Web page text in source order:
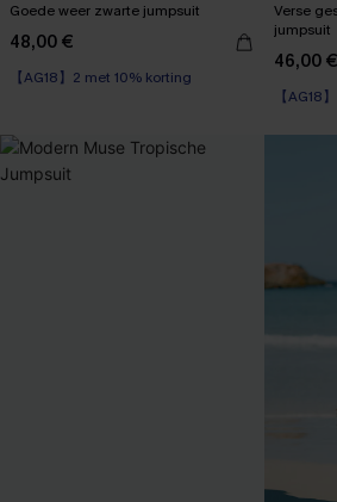
Goede weer zwarte jumpsuit
48,00 €
【AG18】2 met 10% korting
Verse
jumpsuit
46,00 €
【AG18
Boho